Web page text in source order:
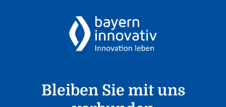
Bleiben Sie mit uns